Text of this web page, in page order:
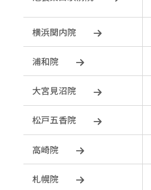
横浜関内院
浦和院
大宮見沼院
松戸五香院
⾼崎院
札幌院